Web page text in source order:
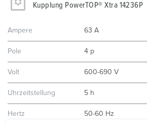
Kupplung PowerTOP® Xtra 14236P
Ampere 63 A
Pole 4 p
Volt 600-690 V
Uhrzeitstellung 5 h
Hertz 50-60 Hz